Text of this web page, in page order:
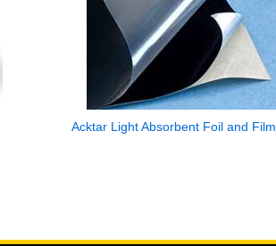
Acktar Light Absorbent Foil and Film